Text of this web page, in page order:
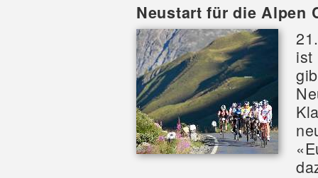
Neustart für die Alpen
ist